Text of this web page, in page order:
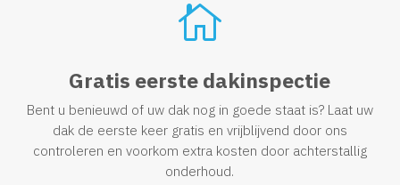

Gratis eerste dakinspectie
Bent u benieuwd of uw dak nog in goede staat is? Laat uw
dak de eerste keer gratis en vrijblijvend door ons
controleren en voorkom extra kosten door achterstallig
onderhoud.